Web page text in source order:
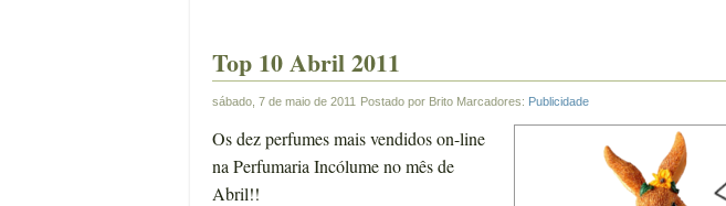
Top 10 Abril 2011
sábado, 7 de maio de 2011 Postado por Brito Marcadores: Publicidade
Os dez perfumes mais vendidos on-line
na Perfumaria Incólume no mês de
Abril!!